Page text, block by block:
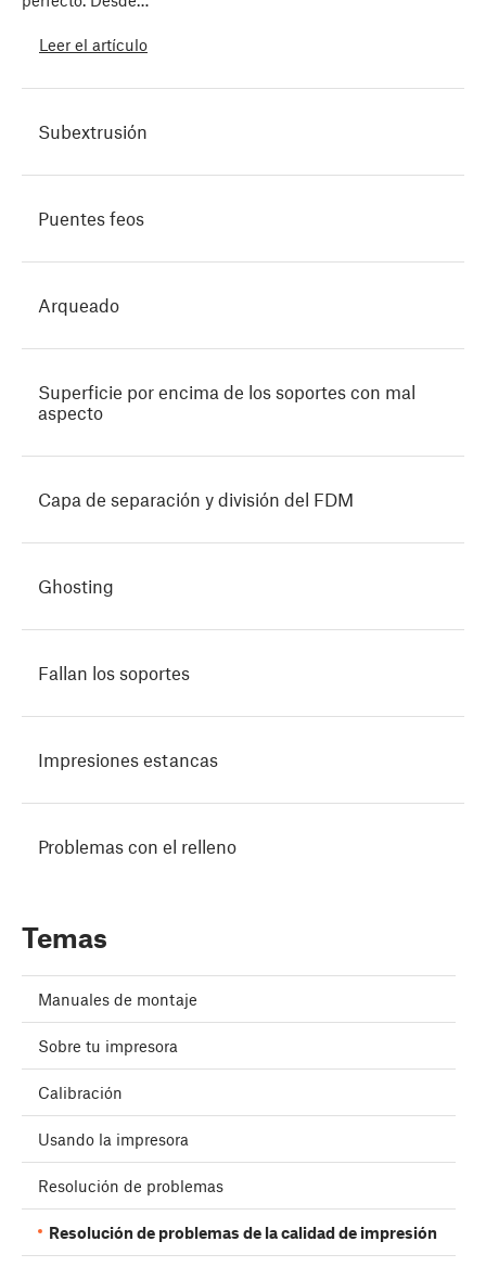
Leer el artículo
Subextrusión
Puentes feos
Arqueado
Superficie por encima de los soportes con mal
aspecto
Capa de separación y división del FDM
Ghosting
Fallan los soportes
Impresiones estancas
Problemas con el relleno
Temas
Manuales de montaje
Sobre tu impresora
Calibración
Usando la impresora
Resolución de problemas
Resolución de problemas de la calidad de impresión